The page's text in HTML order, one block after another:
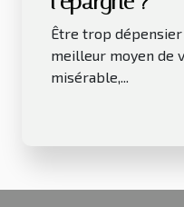
Être trop
meilleur moyen de
misérable,...